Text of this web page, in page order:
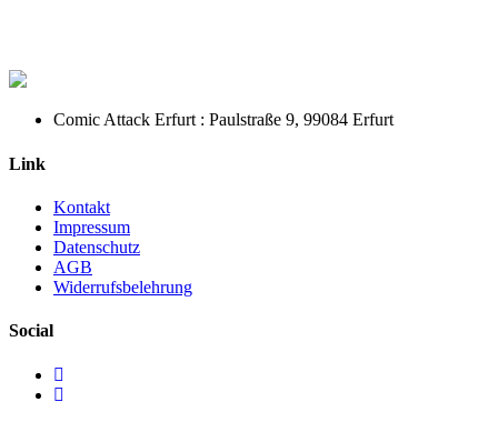
Comic Attack Erfurt : Paulstraße 9, 99084 Erfurt
Link
Kontakt
Impressum
Datenschutz
AGB
Widerrufsbelehrung
Social